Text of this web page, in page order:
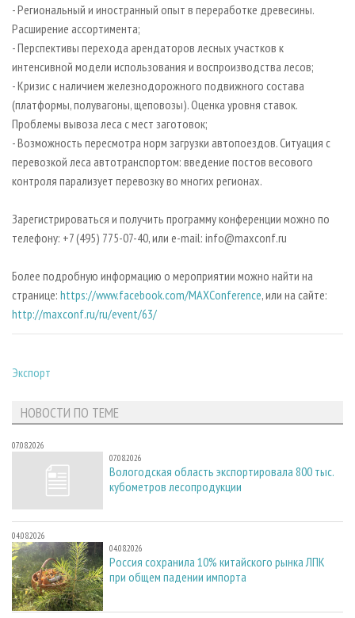
- Региональный и иностранный опыт в переработке древесины.
Расширение ассортимента;
- Перспективы перехода арендаторов лесных участков к
интенсивной модели использования и воспроизводства лесов;
- Кризис с наличием железнодорожного подвижного состава
(платформы, полувагоны, щеповозы). Оценка уровня ставок.
Проблемы вывоза леса с мест заготовок;
- Возможность пересмотра норм загрузки автопоездов. Ситуация с
перевозкой леса автотранспортом: введение постов весового
контроля парализует перевозку во многих регионах.
Зарегистрироваться и получить программу конференции можно по
телефону: +7 (495) 775-07-40, или e-mail: info@maxconf.ru
Более подробную информацию о мероприятии можно найти на
странице: https://www.facebook.com/MAXConference, или на сайте:
http://maxconf.ru/ru/event/63/
Экспорт
НОВОСТИ ПО ТЕМЕ
07.08.2026
07.08.2026
Вологодская область экспортировала 800 тыс.
кубометров лесопродукции
04.08.2026
04.08.2026
Россия сохранила 10% китайского рынка ЛПК
при общем падении импорта